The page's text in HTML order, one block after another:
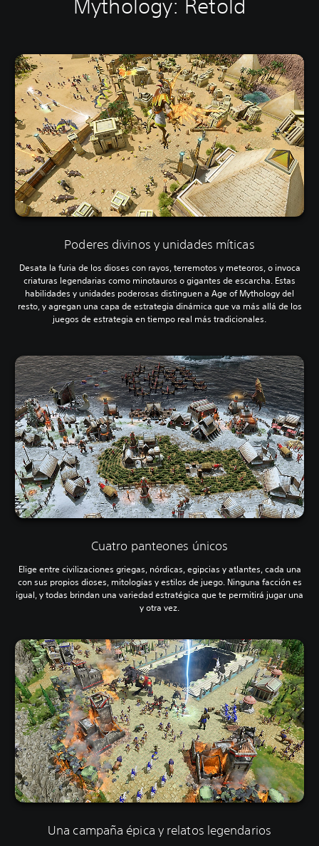
Mythology: Retold
Poderes divinos y unidades míticas
Desata la furia de los dioses con rayos, terremotos y meteoros, o invoca
criaturas legendarias como minotauros o gigantes de escarcha. Estas
habilidades y unidades poderosas distinguen a Age of Mythology del
resto, y agregan una capa de estrategia dinámica que va más allá de los
juegos de estrategia en tiempo real más tradicionales.
Cuatro panteones únicos
Elige entre civilizaciones griegas, nórdicas, egipcias y atlantes, cada una
con sus propios dioses, mitologías y estilos de juego. Ninguna facción es
igual, y todas brindan una variedad estratégica que te permitirá jugar una
y otra vez.
Una campaña épica y relatos legendarios